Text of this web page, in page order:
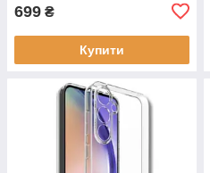
699 ₴
Купити